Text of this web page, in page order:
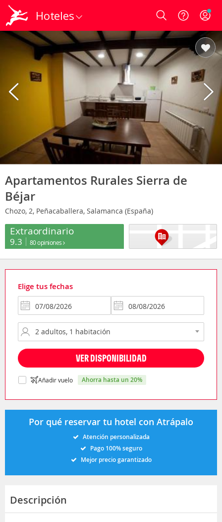
Hoteles Login
Apartamentos Rurales Sierra de
Béjar
Chozo, 2, Peñacaballera, Salamanca (España)
Extraordinario
9.3 80 opiniones
Elige tus fechas
VER DISPONIBILIDAD
Añadir vuelo ahorra hasta un 20%
Por qué reservar tu hotel con Atrápalo
Atención personalizada
Pago 100% seguro
Mejor precio garantizado
Descripción